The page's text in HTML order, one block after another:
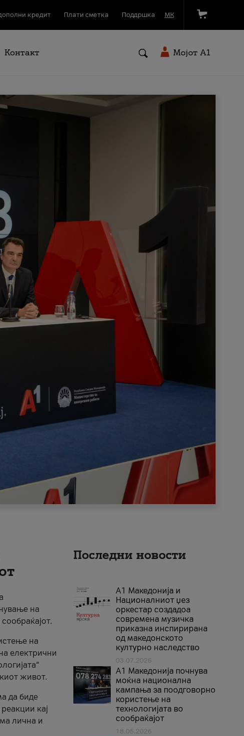
кредит Плати сметка Поддршка МК
Контакт Мојот A1
на
на
електрични
живот.
да биде
кај
лична и
Последни новости
А1 Македонија и
Националниот џез
оркестар создадоа
современа музичка
приказна инспирирана
од македонското
културно наследство
03.07.2026
A1 Македонија почнува
моќна национална
кампања за поодговорно
користење на
технологијата во
сообраќајот
18.05.2026